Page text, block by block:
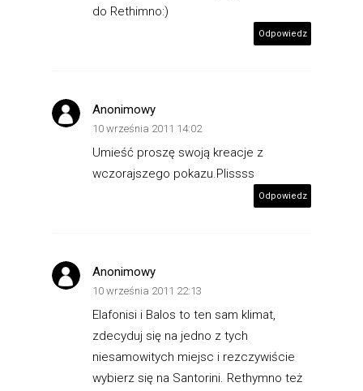
do Rethimno:)
Odpowiedz
Anonimowy
10 września 2011 14:02
Umieść proszę swoją kreacje z
wczorajszego pokazu.Plissss
Odpowiedz
Anonimowy
10 września 2011 22:13
Elafonisi i Balos to ten sam klimat,
zdecyduj się na jedno z tych
niesamowitych miejsc i rezczywiście
wybierz się na Santorini. Rethymno też